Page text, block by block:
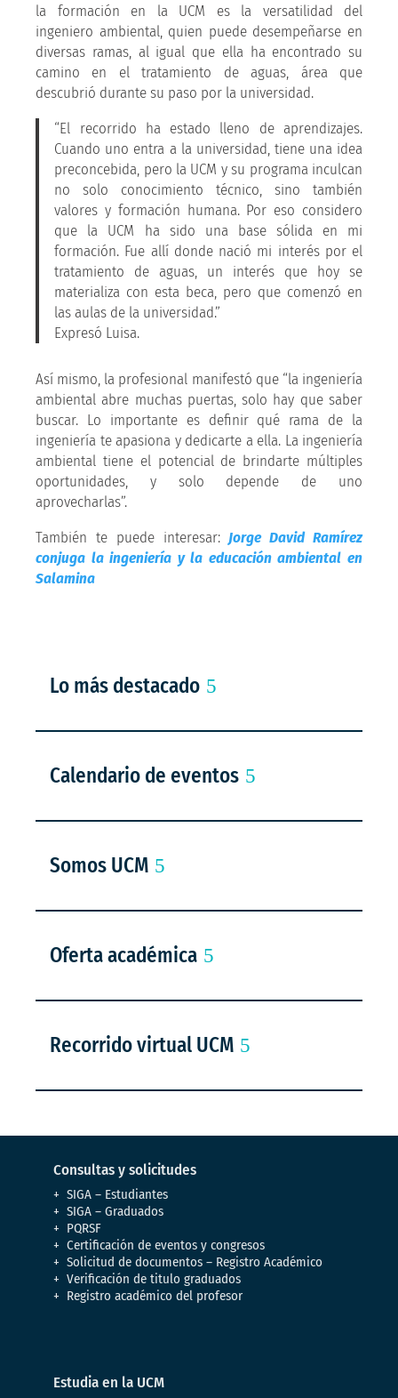
la formación en la UCM es la versatilidad del
ingeniero ambiental, quien puede desempeñarse en
diversas ramas, al igual que ella ha encontrado su
camino en el tratamiento de aguas, área que
descubrió durante su paso por la universidad.
“El recorrido ha estado lleno de aprendizajes.
Cuando uno entra a la universidad, tiene una idea
preconcebida, pero la UCM y su programa inculcan
no solo conocimiento técnico, sino también
valores y formación humana. Por eso considero
que la UCM ha sido una base sólida en mi
formación. Fue allí donde nació mi interés por el
tratamiento de aguas, un interés que hoy se
materializa con esta beca, pero que comenzó en
las aulas de la universidad.”
Expresó Luisa.
Así mismo, la profesional manifestó que “la ingeniería
ambiental abre muchas puertas, solo hay que saber
buscar. Lo importante es definir qué rama de la
ingeniería te apasiona y dedicarte a ella. La ingeniería
ambiental tiene el potencial de brindarte múltiples
oportunidades, y solo depende de uno
aprovecharlas”.
También te puede interesar: Jorge David Ramírez
conjuga la ingeniería y la educación ambiental en
Salamina
Lo más destacado
Calendario de eventos
Somos UCM
Oferta académica
Recorrido virtual UCM
Consultas y solicitudes
SIGA – Estudiantes
SIGA – Graduados
PQRSF
Certificación de eventos y congresos
Solicitud de documentos – Registro Académico
Verificación de titulo graduados
Registro académico del profesor
Estudia en la UCM